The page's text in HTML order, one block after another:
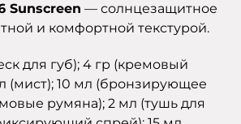
Sunscreen — солнцезащитное
и комфортной текстурой.
для губ); 4 гр (кремовый
(мист); 10 мл (бронзирующее
румяна); 2 мл (тушь для